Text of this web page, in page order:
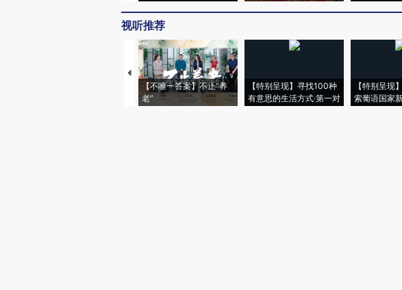
视听推荐
【不唯一答案】不止“养
老”
【特别呈现】寻找100种
有意思的生活方式·第一对
【特别呈现
索葡语国家